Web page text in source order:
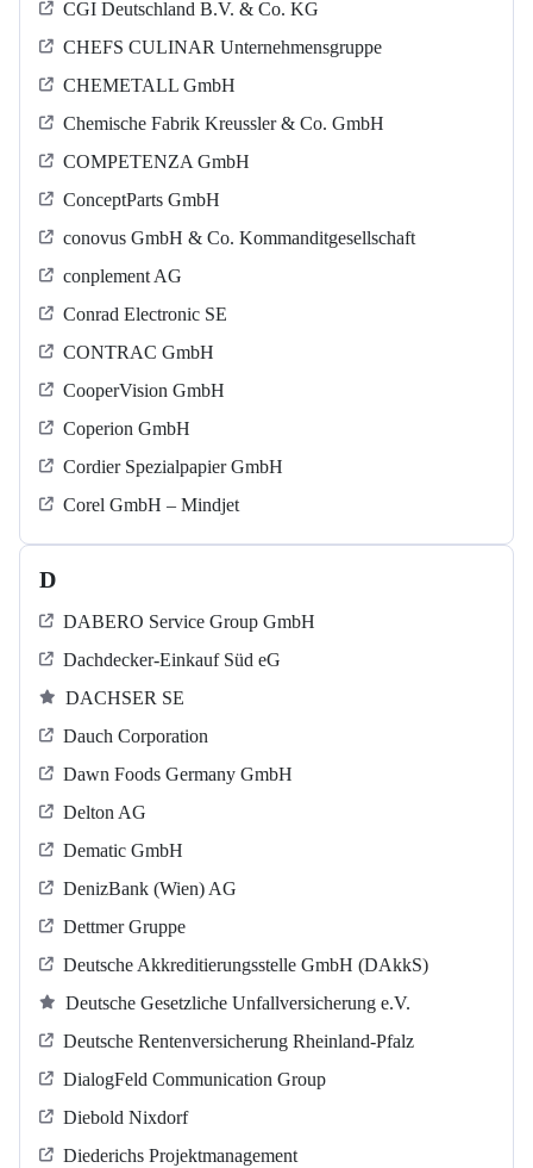
CGI Deutschland B.V. & Co. KG
CHEFS CULINAR Unternehmensgruppe
CHEMETALL GmbH
Chemische Fabrik Kreussler & Co. GmbH
COMPETENZA GmbH
ConceptParts GmbH
conovus GmbH & Co. Kommanditgesellschaft
conplement AG
Conrad Electronic SE
CONTRAC GmbH
CooperVision GmbH
Coperion GmbH
Cordier Spezialpapier GmbH
Corel GmbH – Mindjet
D
DABERO Service Group GmbH
Dachdecker-Einkauf Süd eG
DACHSER SE
Dauch Corporation
Dawn Foods Germany GmbH
Delton AG
Dematic GmbH
DenizBank (Wien) AG
Dettmer Gruppe
Deutsche Akkreditierungsstelle GmbH (DAkkS)
Deutsche Gesetzliche Unfallversicherung e.V.
Deutsche Rentenversicherung Rheinland-Pfalz
DialogFeld Communication Group
Diebold Nixdorf
Diederichs Projektmanagement